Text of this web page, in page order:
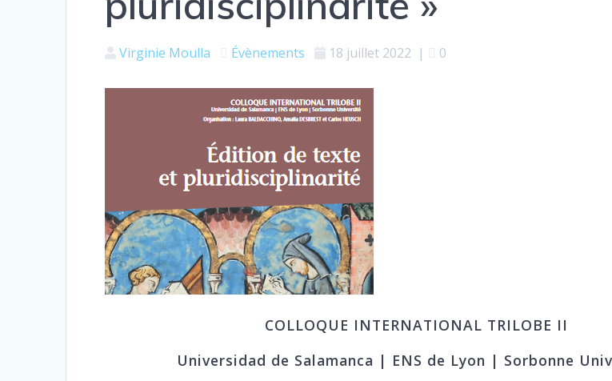
Virginie Moulla Évènements 18 juillet 2022 | 0
COLLOQUE INTERNATIONAL TRILOBE II
Universidad de Salamanca | ENS de Lyon | Sorbonne